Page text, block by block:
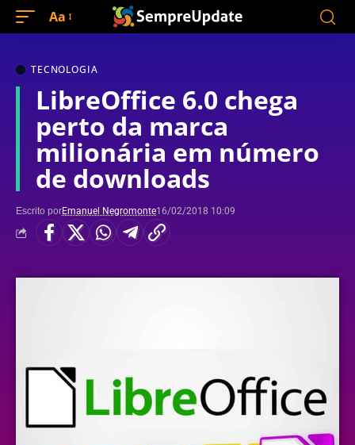
Aa
TECNOLOGIA
LibreOffice 6.0 chega
perto da marca
milionária em número
de downloads
Escrito porEmanuel Negromonte16/02/2018 10:09